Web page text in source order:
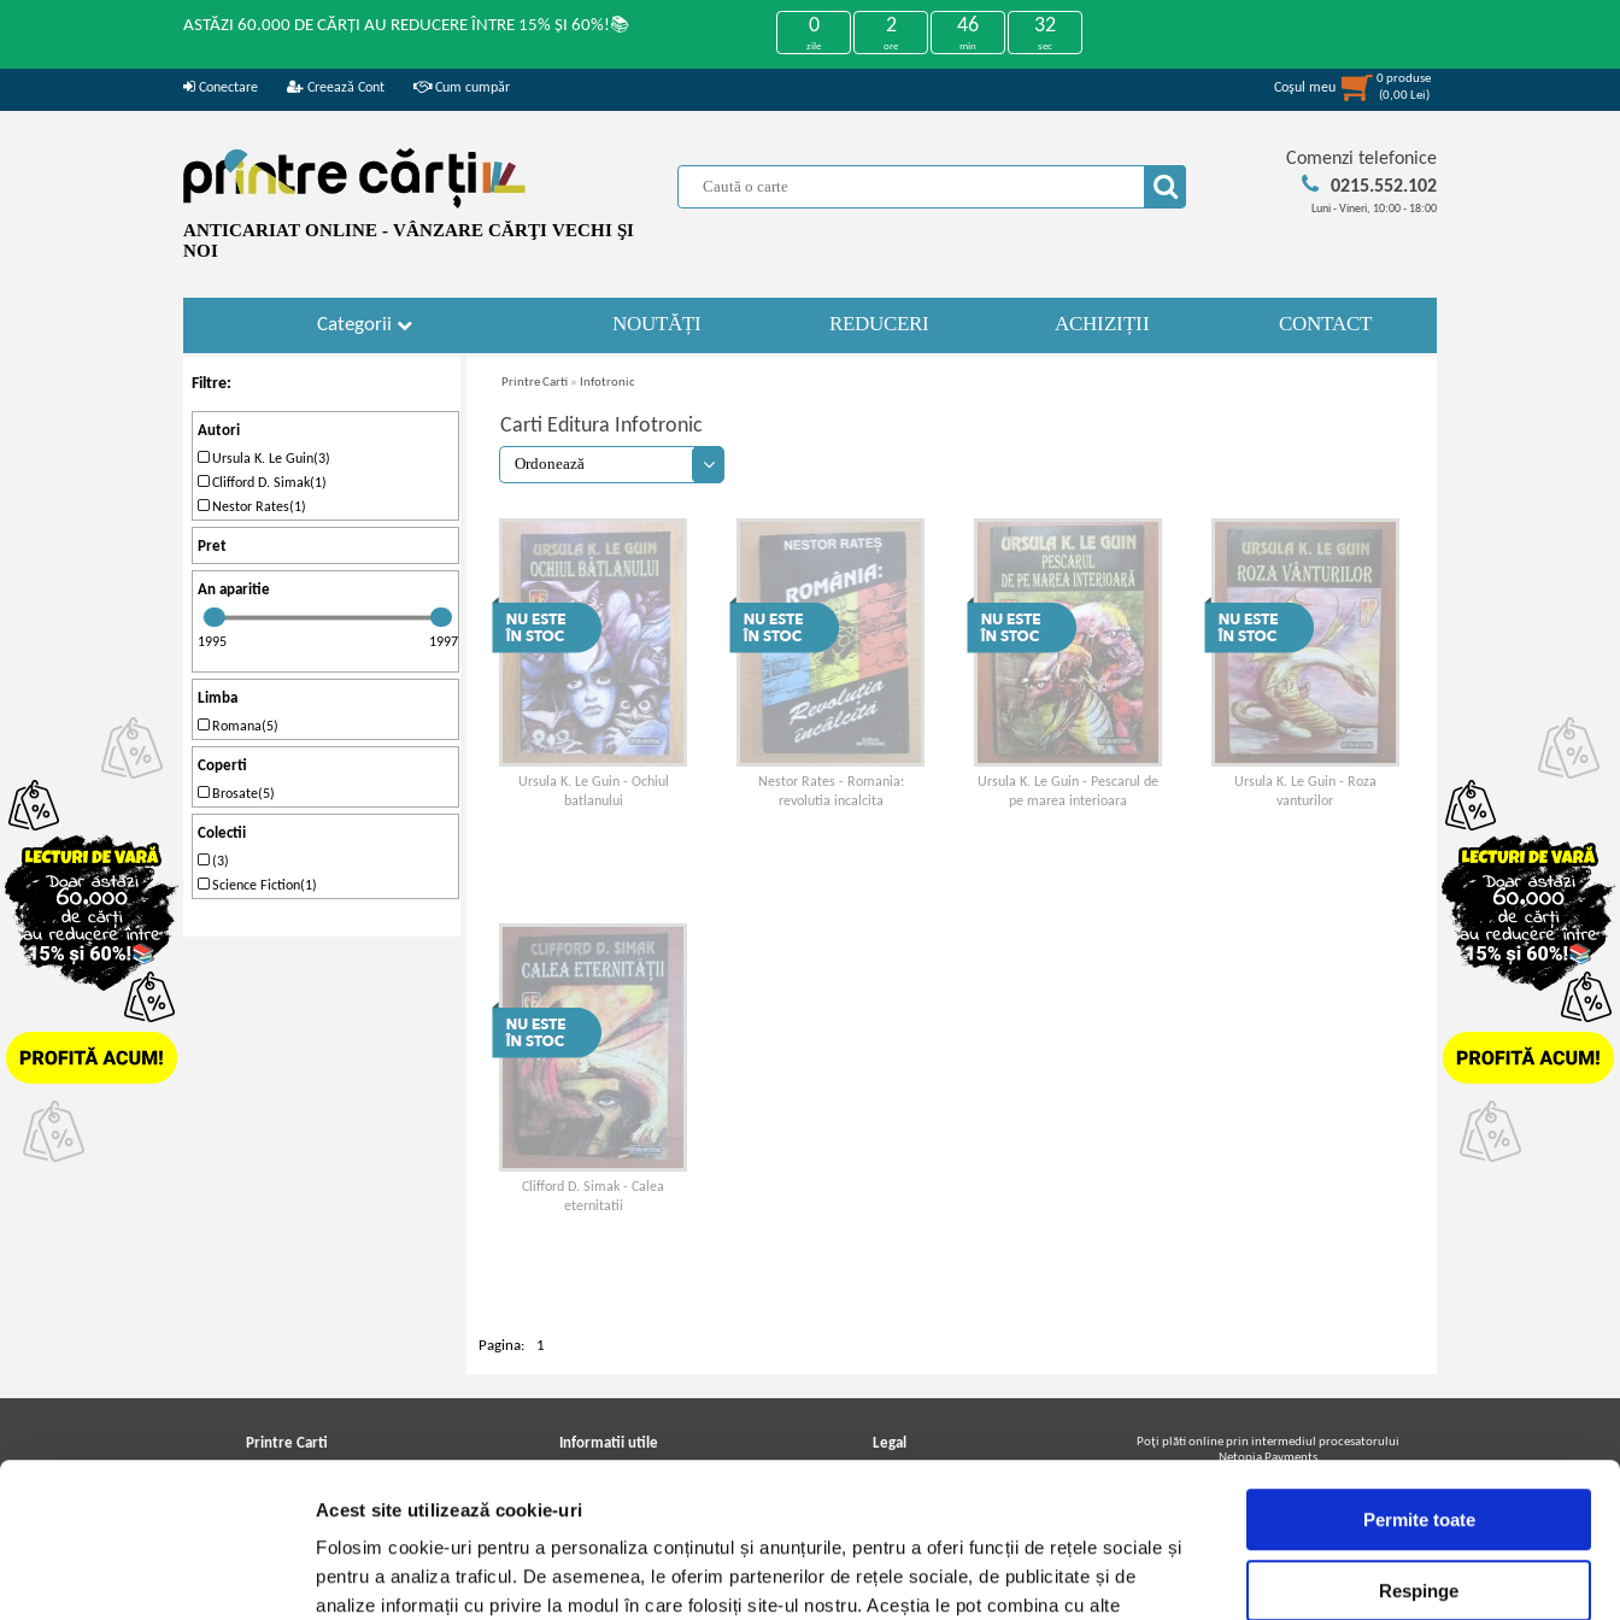
Acest site utilizează cookie-uri
Folosim cookie-uri pentru a personaliza conținutul și anunțurile, pentru a oferi funcții de rețele sociale și
pentru a analiza traficul. De asemenea, le oferim partenerilor de rețele sociale, de publicitate și de
analize informații cu privire la modul în care folosiți site-ul nostru. Aceștia le pot combina cu alte
Permite toate
Respinge
ASTĂZI 60.000 DE CĂRȚI AU REDUCERE ÎNTRE 15% ȘI 60%!📚 0
zile
2
ore
46
min
32
sec
Conectare Creează Cont Cum cumpăr Coşul meu
0produse
(0,00 Lei)
ANTICARIAT ONLINE - VÂNZARE CĂRŢI VECHI ŞI
NOI
Comenzi telefonice
0215.552.102
Luni - Vineri, 10:00 - 18:00
Categorii NOUTĂȚI REDUCERI ACHIZIȚII CONTACT
Filtre:
Autori
Ursula K. Le Guin(3)
Clifford D. Simak(1)
Nestor Rates(1)
Pret
An aparitie
1995 1997
Limba
Romana(5)
Coperti
Brosate(5)
Colectii
(3)
Science Fiction(1)
Printre Carti » Infotronic
Carti Editura Infotronic
Ursula K. Le Guin - Ochiul
batlanului
Nestor Rates - Romania:
revolutia incalcita
Ursula K. Le Guin - Pescarul de
pe marea interioara
Ursula K. Le Guin - Roza
vanturilor
Clifford D. Simak - Calea
eternitatii
Pagina: 1
Printre Carti
Cele mai căutate cărți
Cărţi sub 5 lei
Informatii utile
Contact
Politica de livrare
Retur comenzi
Legal
Utilizare cookie-uri
Poţi plăti online prin intermediul procesatorului
Netopia Payments
Urmăreşte-ne pe facebook pentru a fi la curent cu
promoţiile PrintreCarti.ro